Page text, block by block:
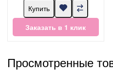
Купить
Заказать в 1 клик
Просмотренные